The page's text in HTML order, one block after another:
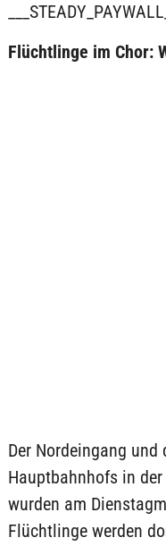
Flüchtlinge im Chor:
Der Nordeingang
Hauptbahnhofs in
wurden am
Flüchtlinge werden